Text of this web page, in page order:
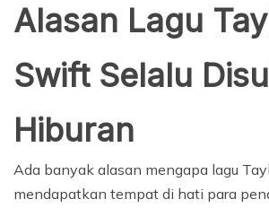
Alasan Lagu
Swift Selalu
Hiburan
Ada banyak alasan mengapa lagu
mendapatkan tempat di hati para